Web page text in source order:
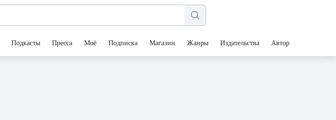
Подкасты Пресса Моё Подписка Магазин Жанры Издательства Авторы